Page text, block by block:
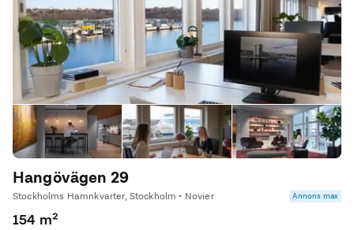
Hangövägen 29
Stockholms Hamnkvarter, Stockholm • Novier Annons max
154 m²